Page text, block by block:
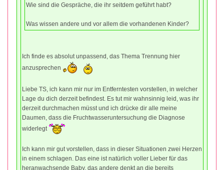
Wie sind die Gespräche, die ihr seitdem geführt habt?
Was wissen andere und vor allem die vorhandenen Kinder?
Ich finde es absolut unpassend, das Thema Trennung hier
anzusprechen
Liebe TS, ich kann mir nur im Entferntesten vorstellen, in welcher
Lage du dich derzeit befindest. Es tut mir wahnsinnig leid, was ihr
derzeit durchmachen müsst und ich drücke dir alle meine
Daumen, dass die Fruchtwasseruntersuchung die Diagnose
widerlegt
Ich kann mir gut vorstellen, dass in dieser Situationen zwei Herzen
in einem schlagen. Das eine ist natürlich voller Lieber für das
heranwachsende Baby, das andere denkt an die bereits